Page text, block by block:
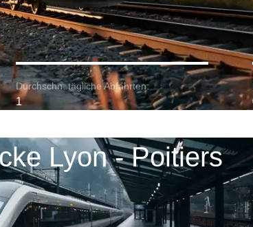
Durchschn. tägliche Abfahrten:
1
Lyon - Poitiers